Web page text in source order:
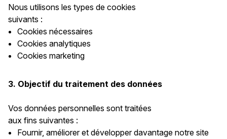
Nous utilisons les types de cookies
suivants :
Cookies nécessaires
Cookies analytiques
Cookies marketing
3. Objectif du traitement des données
Vos données personnelles sont traitées
aux fins suivantes :
Fournir, améliorer et développer davantage notre site